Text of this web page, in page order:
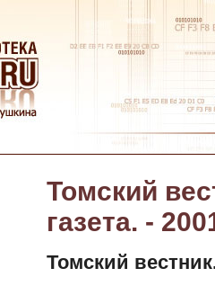
Томский
газета. -
Томский